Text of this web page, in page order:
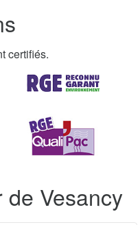
certifiés.
Vesancy